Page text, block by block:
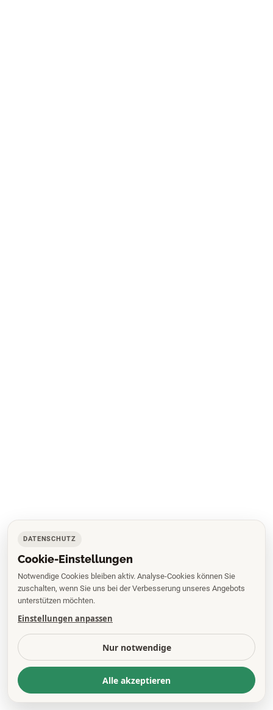
DATENSCHUTZ
Cookie-Einstellungen
Notwendige Cookies bleiben aktiv. Analyse-Cookies können Sie
zuschalten, wenn Sie uns bei der Verbesserung unseres Angebots
unterstützen möchten.
Einstellungen anpassen
Nur notwendige
Alle akzeptieren